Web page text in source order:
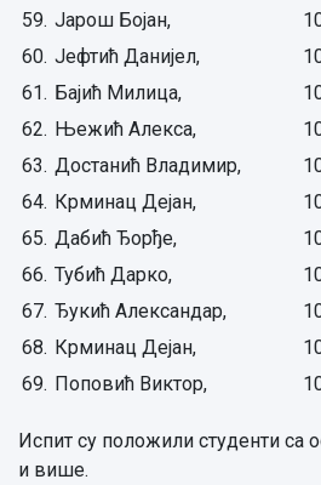
59. Јарош Бојан,
60. Јефтић Данијел,
61. Бајић Милица,
62. Њежић Алекса,
63. Достанић Владимир,
64. Крминац Дејан,
65. Дабић Ђорђе,
66. Тубић Дарко,
67. Ђукић Александар,
68. Крминац Дејан,
69. Поповић Виктор,
Испит су положили студенти са
и више.